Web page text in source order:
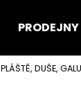
PRODEJNY
PLÁŠTĚ, DUŠE,
Co